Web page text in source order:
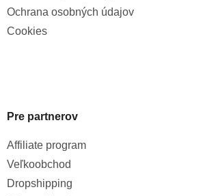
Ochrana osobných údajov
Cookies
Pre partnerov
Affiliate program
Veľkoobchod
Dropshipping